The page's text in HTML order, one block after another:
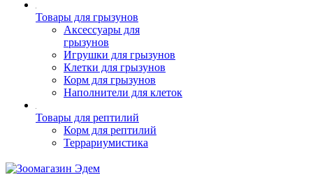
Товары для грызунов
Аксессуары для
грызунов
Игрушки для грызунов
Клетки для грызунов
Корм для грызунов
Наполнители для клеток
Товары для рептилий
Корм для рептилий
Террариумистика